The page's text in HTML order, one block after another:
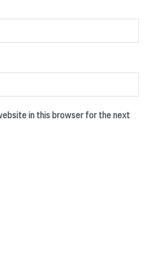
in this browser for the next